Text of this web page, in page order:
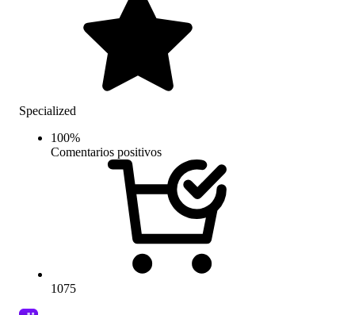
Specialized
100%
Comentarios positivos
1075